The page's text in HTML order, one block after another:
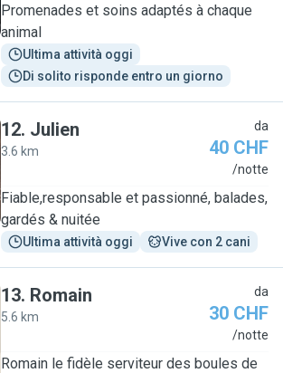
Promenades et soins adaptés à chaque
animal
Ultima attività oggi
Di solito risponde entro un giorno
12. Julien
3.6 km
da
40 CHF
/notte
Fiable,responsable et passionné, balades,
gardés & nuitée
Ultima attività oggi Vive con 2 cani
13. Romain
5.6 km
da
30 CHF
/notte
Romain le fidèle serviteur des boules de